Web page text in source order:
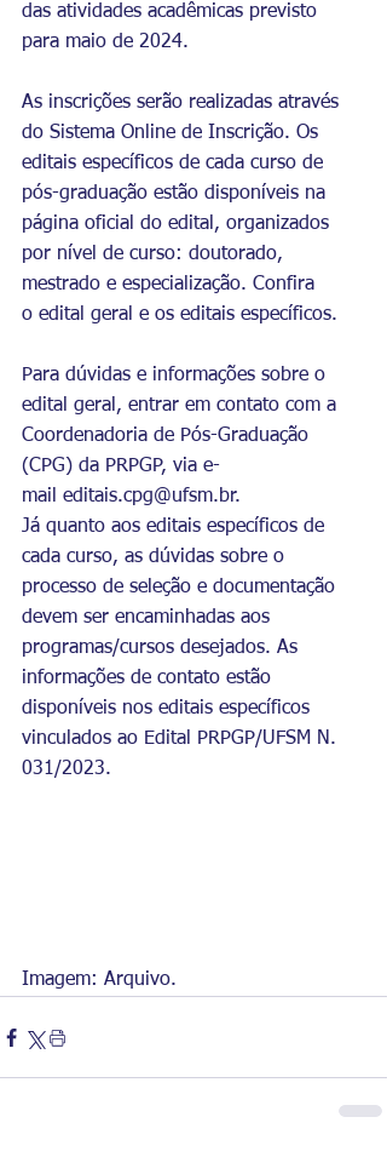
das atividades acadêmicas previsto
para maio de 2024.
As inscrições serão realizadas através
do Sistema Online de Inscrição. Os
editais específicos de cada curso de
pós-graduação estão disponíveis na
página oficial do edital, organizados
por nível de curso: doutorado,
mestrado e especialização. Confira
o edital geral e os editais específicos.
Para dúvidas e informações sobre o
edital geral, entrar em contato com a
Coordenadoria de Pós-Graduação
(CPG) da PRPGP, via e-
mail editais.cpg@ufsm.br.
Já quanto aos editais específicos de
cada curso, as dúvidas sobre o
processo de seleção e documentação
devem ser encaminhadas aos
programas/cursos desejados. As
informações de contato estão
disponíveis nos editais específicos
vinculados ao Edital PRPGP/UFSM N.
031/2023.
Imagem: Arquivo.